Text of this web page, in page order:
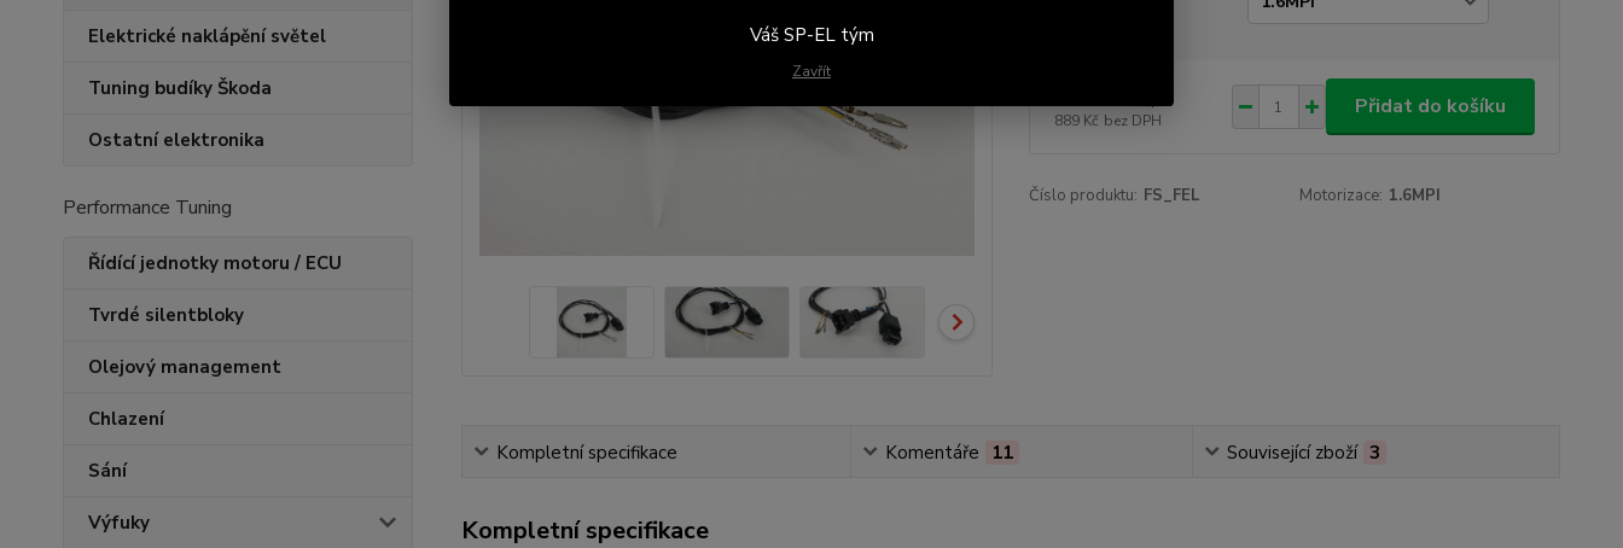
Elektrické naklápění světel
Tuning budíky Škoda
Ostatní elektronika
Performance Tuning
Řídící jednotky motoru / ECU
Tvrdé silentbloky
Olejový management
Chlazení
Sání
Výfuky
1 076 Kč ks
889 Kč bez DPH
Přidat do košíku
Číslo produktu: FS_FEL Motorizace: 1.6MPI
Kompletní specifikace Komentáře 11 Související zboží 3
Kompletní specifikace
Váš SP-EL tým
Zavřít